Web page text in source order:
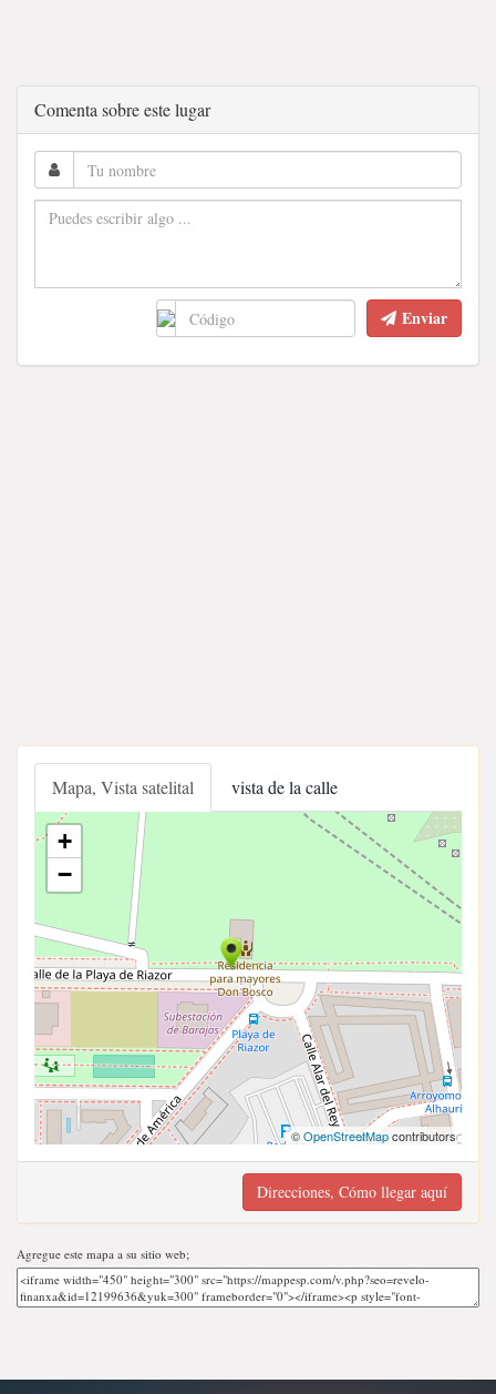
Comenta sobre este lugar
Enviar
Mapa, Vista satelital vista de la calle
+
−
©OpenStreetMapcontributors
Direcciones, Cómo llegar aquí
Agregue este mapa a su sitio web;